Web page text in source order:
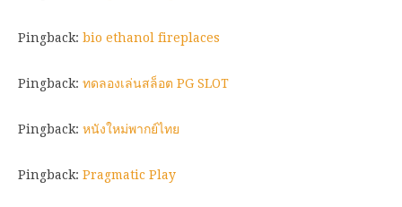
Pingback: bio ethanol fireplaces
Pingback: ทดลองเล่นสล็อต PG SLOT
Pingback: หนังใหม่พากย์ไทย
Pingback: Pragmatic Play